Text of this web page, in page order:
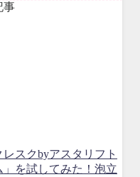
事
スクbyアスタリフト
」を試してみた！泡立